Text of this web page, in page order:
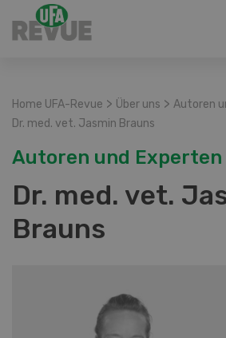
Home UFA-Revue > Über uns > Autoren
Dr. med. vet. Jasmin Brauns
Autoren und Experten
Dr. med. vet.
Brauns